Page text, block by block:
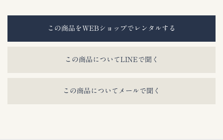
この商品をWEBショップでレンタルする
この商品についてLINEで聞く
この商品についてメールで聞く